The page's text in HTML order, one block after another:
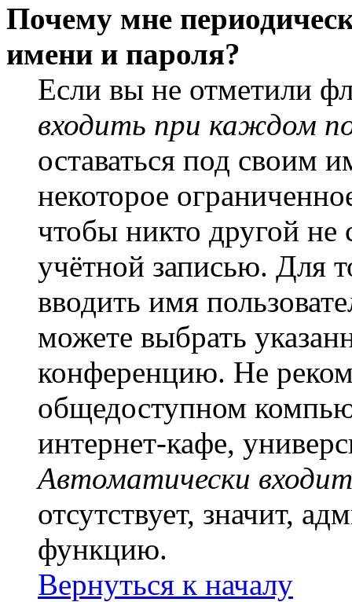
Почему мне
имени и пароля?
Если вы не отметили
входить при каждом
оставаться под своим
некоторое
чтобы никто другой не
учётной записью. Для
вводить имя
можете выбрать
конференцию. Не
общедоступном
интернет-кафе,
Автоматически
отсутствует, значит,
функцию.
Вернуться к началу